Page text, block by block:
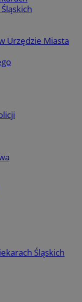
Urzędzie Miasta
Śląskich